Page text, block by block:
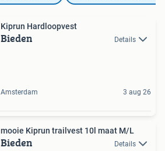
Kiprun Hardloopvest
Bieden Details
Amsterdam 3 aug 26
mooie Kiprun trailvest 10l maat M/L
Bieden Details